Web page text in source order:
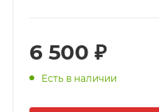
6 500 ₽
Есть в наличии